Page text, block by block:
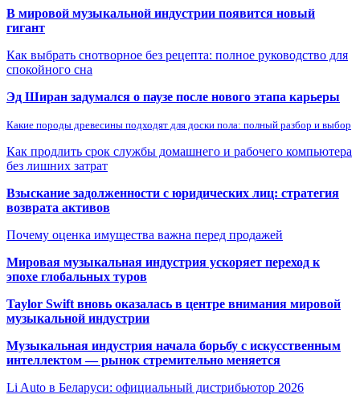
В мировой музыкальной индустрии появится новый
гигант
Как выбрать снотворное без рецепта: полное руководство для
спокойного сна
Эд Ширан задумался о паузе после нового этапа карьеры
Какие породы древесины подходят для доски пола: полный разбор и выбор
Как продлить срок службы домашнего и рабочего компьютера
без лишних затрат
Взыскание задолженности с юридических лиц: стратегия
возврата активов
Почему оценка имущества важна перед продажей
Мировая музыкальная индустрия ускоряет переход к
эпохе глобальных туров
Taylor Swift вновь оказалась в центре внимания мировой
музыкальной индустрии
Музыкальная индустрия начала борьбу с искусственным
интеллектом — рынок стремительно меняется
Li Auto в Беларуси: официальный дистрибьютор 2026